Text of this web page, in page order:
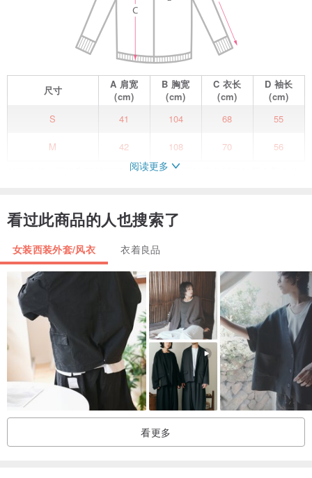
尺寸 A 肩宽
(cm)
B 胸宽
(cm)
C衣长
(cm)
D袖长
(cm)
S
41 104 68 55
M 42 108 70 56
对称贴袋，宽松利落的直筒微落肩版型，两粒棕色树脂扣开合带来休
的法式感；或是经典不落伍的条纹衫+背带裙，减龄搭配打造不经意的
时髦。
棉麻衣物易皱，建议备挂烫机~
阅读更多
看过此商品的人也搜索了
女装西装外套/风衣 衣着良品
看更多